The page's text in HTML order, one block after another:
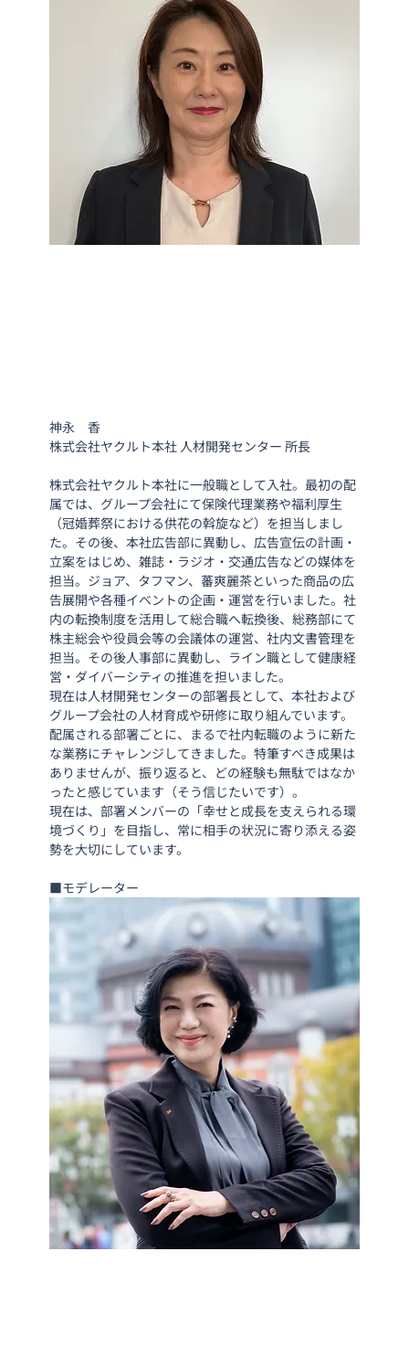
神永　香
株式会社ヤクルト本社 人材開発センター 所長
株式会社ヤクルト本社に一般職として入社。最初の配
属では、グループ会社にて保険代理業務や福利厚生
（冠婚葬祭における供花の斡旋など）を担当しまし
た。その後、本社広告部に異動し、広告宣伝の計画・
立案をはじめ、雑誌・ラジオ・交通広告などの媒体を
担当。ジョア、タフマン、蕃爽麗茶といった商品の広
告展開や各種イベントの企画・運営を行いました。社
内の転換制度を活用して総合職へ転換後、総務部にて
株主総会や役員会等の会議体の運営、社内文書管理を
担当。その後人事部に異動し、ライン職として健康経
営・ダイバーシティの推進を担いました。
現在は人材開発センターの部署長として、本社および
グループ会社の人材育成や研修に取り組んでいます。
配属される部署ごとに、まるで社内転職のように新た
な業務にチャレンジしてきました。特筆すべき成果は
ありませんが、振り返ると、どの経験も無駄ではなか
ったと感じています（そう信じたいです）。
現在は、部署メンバーの「幸せと成長を支えられる環
境づくり」を目指し、常に相手の状況に寄り添える姿
勢を大切にしています。
■モデレーター